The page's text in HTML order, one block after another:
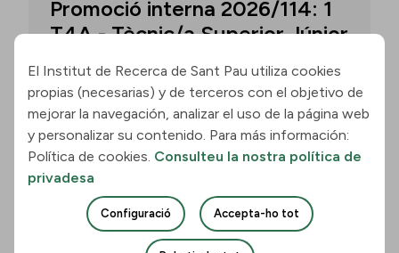
Promoció interna 2026/114: 1
T4A - Tècnic/a Superior Júnior
Convocatòria per a un/a T4A - Tècnic/a
Superior Júnior al grup Neurobiologia de
les Demències - Multilingual Aphasia &
Dementia Research Lab. Termini: 11
d’agost de 2026, 15.00 h.
Uneix-te
El Institut de Recerca de Sant Pau utiliza cookies
propias (necesarias) y de terceros con el objetivo de
mejorar la navegación, analizar el uso de la página web
y personalizar su contenido. Para más información:
Política de cookies. Consulteu la nostra política de
privadesa
Configuració Accepta-ho tot